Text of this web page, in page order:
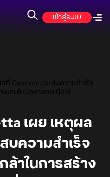
เข้าสู่ระบบ
ที่ Capcom ประสบความสำเร็จ
งเกมใหม่อย่างต่อเนื่อง!
เผย เหตุผล
บความสำเร็จ
ล้าในการสร้าง